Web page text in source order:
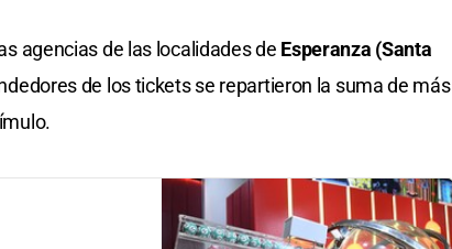
agencias de las localidades de Esperanza (Santa
de los tickets se repartieron la suma de más